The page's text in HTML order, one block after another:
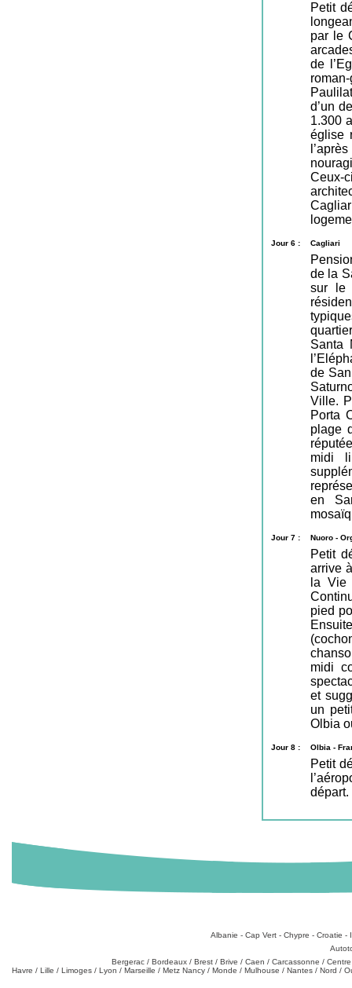
Petit
par le
de
d’un
1.300
église
Ceux-
Jour 6 : Cagliari
de la
sur le
Santa
de
Ville.
Porta
plage
midi
en
Jour 7 : Nuoro -
Petit
arrive
la Vie
pied
midi
et
un
Olbia
Jour 8 : Olbia -
Petit
départ.
Albanie - Cap Vert- Chypre - Croatie -
Bergerac / Bordeaux / Brest / Brive / Caen / Carcassonne / Centre
Havre / Lille / Limoges / Lyon / Marseille / Metz Nancy / Monde / Mulhouse / Nantes / Nord /